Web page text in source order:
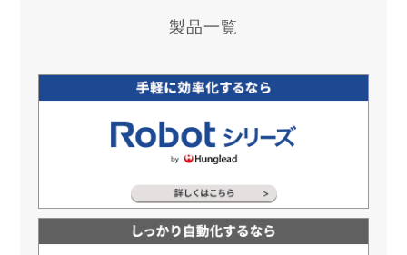
製品一覧